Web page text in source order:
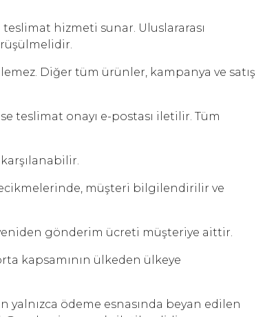
teslimat hizmeti sunar. Uluslararası
Diğer tüm ürünler, kampanya ve satış
teslimat onayı e-postası iletilir. Tüm
müşteri bilgilendirilir ve
gönderim ücreti müşteriye aittir.
kapsamının ülkeden ülkeye
ödeme esnasında beyan edilen